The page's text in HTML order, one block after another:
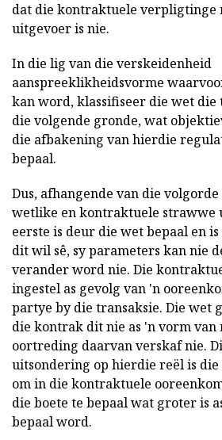
dat die kontraktuele verpligtinge
uitgevoer is nie.
In die lig van die verskeidenheid
aanspreeklikheidsvorme
kan word, klassifiseer die wet die
die volgende gronde, wat
die afbakening van hierdie
bepaal.
Dus, afhangende van die
wetlike en kontraktuele strawwe
eerste is deur die wet bepaal en
dit wil sê, sy parameters kan nie
verander word nie. Die
ingestel as gevolg van 'n
partye by die transaksie. Die wet
die kontrak dit nie as 'n vorm
oortreding daarvan verskaf nie.
uitsondering op hierdie reël is
om in die kontraktuele
die boete te bepaal wat groter is
bepaal word.